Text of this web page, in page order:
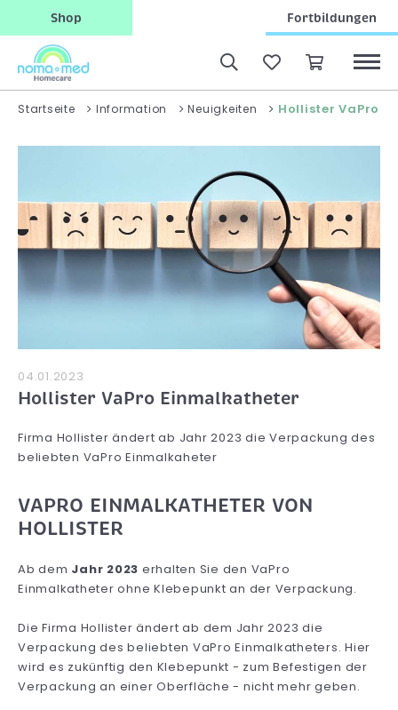
Shop Fortbildungen
Startseite Information Neuigkeiten Hollister VaPro
04.01.2023
Hollister VaPro Einmalkatheter
Firma Hollister ändert ab Jahr 2023 die Verpackung des
beliebten VaPro Einmalkaheter
VAPRO EINMALKATHETER VON
HOLLISTER
Ab dem Jahr 2023 erhalten Sie den VaPro
Einmalkatheter ohne Klebepunkt an der Verpackung.
Die Firma Hollister ändert ab dem Jahr 2023 die
Verpackung des beliebten VaPro Einmalkatheters. Hier
wird es zukünftig den Klebepunkt - zum Befestigen der
Verpackung an einer Oberfläche - nicht mehr geben.